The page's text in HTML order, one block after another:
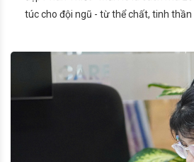
túc cho đội ngũ - từ thể chất, tinh thần
dưỡng, đào tạo và kết nối, phản ánh
nghiệp đề cao hiệu suất nhưng không
của mỗi cá nhân.